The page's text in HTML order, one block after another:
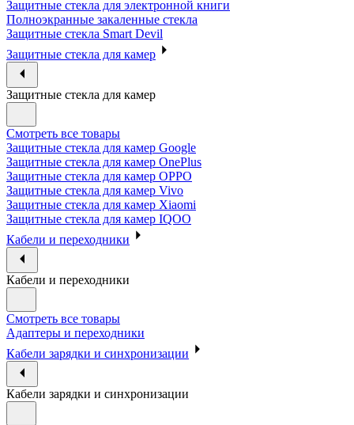
Защитные стекла для электронной книги
Полноэкранные закаленные стекла
Защитные стекла Smart Devil
Защитные стекла для камер
Защитные стекла для камер
Смотреть все товары
Защитные стекла для камер Google
Защитные стекла для камер OnePlus
Защитные стекла для камер OPPO
Защитные стекла для камер Vivo
Защитные стекла для камер Xiaomi
Защитные стекла для камер IQOO
Кабели и переходники
Кабели и переходники
Смотреть все товары
Адаптеры и переходники
Кабели зарядки и синхронизации
Кабели зарядки и синхронизации